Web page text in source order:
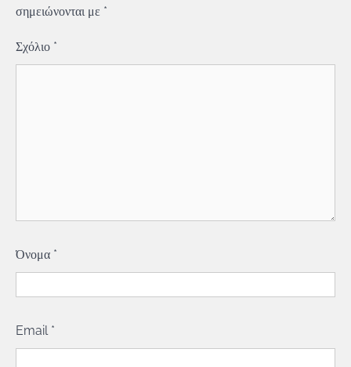
σημειώνονται με *
Σχόλιο *
Όνομα *
Email *